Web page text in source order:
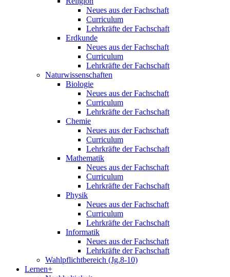
Neues aus der Fachschaft
Curriculum
Lehrkräfte der Fachschaft
Erdkunde
Neues aus der Fachschaft
Curriculum
Lehrkräfte der Fachschaft
Naturwissenschaften
Biologie
Neues aus der Fachschaft
Curriculum
Lehrkräfte der Fachschaft
Chemie
Neues aus der Fachschaft
Curriculum
Lehrkräfte der Fachschaft
Mathematik
Neues aus der Fachschaft
Curriculum
Lehrkräfte der Fachschaft
Physik
Neues aus der Fachschaft
Curriculum
Lehrkräfte der Fachschaft
Informatik
Neues aus der Fachschaft
Lehrkräfte der Fachschaft
Wahlpflichtbereich (Jg.8-10)
Lernen+